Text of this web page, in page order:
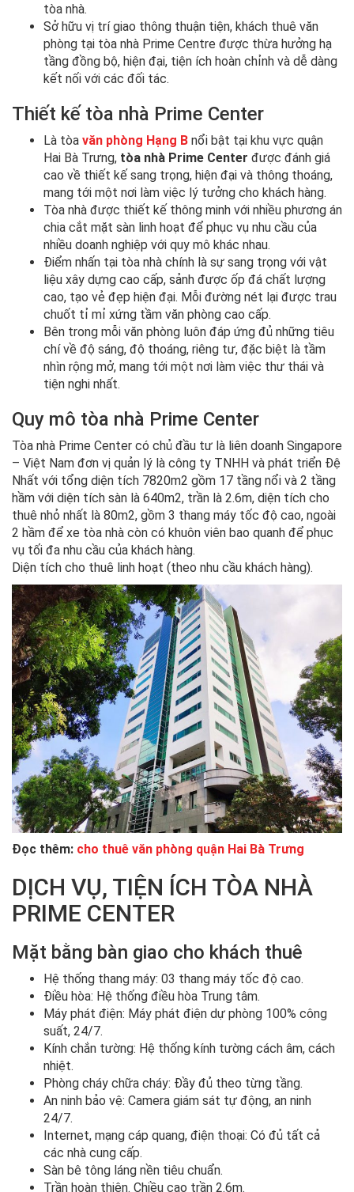
tòa nhà.
Sở hữu vị trí giao thông thuận tiện, khách thuê văn
phòng tại tòa nhà Prime Centre được thừa hưởng hạ
tầng đồng bộ, hiện đại, tiện ích hoàn chỉnh và dễ dàng
kết nối với các đối tác.
Thiết kế tòa nhà Prime Center
Là tòa văn phòng Hạng B nổi bật tại khu vực quận
Hai Bà Trưng, tòa nhà Prime Center được đánh giá
cao về thiết kế sang trọng, hiện đại và thông thoáng,
mang tới một nơi làm việc lý tưởng cho khách hàng.
Tòa nhà được thiết kế thông minh với nhiều phương án
chia cắt mặt sàn linh hoạt để phục vụ nhu cầu của
nhiều doanh nghiệp với quy mô khác nhau.
Điểm nhấn tại tòa nhà chính là sự sang trọng với vật
liệu xây dựng cao cấp, sảnh được ốp đá chất lượng
cao, tạo vẻ đẹp hiện đại. Mỗi đường nét lại được trau
chuốt tỉ mỉ xứng tầm văn phòng cao cấp.
Bên trong mỗi văn phòng luôn đáp ứng đủ những tiêu
chí về độ sáng, độ thoáng, riêng tư, đặc biệt là tầm
nhìn rộng mở, mang tới một nơi làm việc thư thái và
tiện nghi nhất.
Quy mô tòa nhà Prime Center
Tòa nhà Prime Center có chủ đầu tư là liên doanh Singapore
– Việt Nam đơn vị quản lý là công ty TNHH và phát triển Đệ
Nhất với tổng diện tích 7820m2 gồm 17 tầng nổi và 2 tầng
hầm với diện tích sàn là 640m2, trần là 2.6m, diện tích cho
thuê nhỏ nhất là 80m2, gồm 3 thang máy tốc độ cao, ngoài
2 hầm để xe tòa nhà còn có khuôn viên bao quanh để phục
vụ tối đa nhu cầu của khách hàng.
Diện tích cho thuê linh hoạt (theo nhu cầu khách hàng).
Đọc thêm: cho thuê văn phòng quận Hai Bà Trưng
DỊCH VỤ, TIỆN ÍCH TÒA NHÀ
PRIME CENTER
Mặt bằng bàn giao cho khách thuê
Hệ thống thang máy: 03 thang máy tốc độ cao.
Điều hòa: Hệ thống điều hòa Trung tâm.
Máy phát điện: Máy phát điện dự phòng 100% công
suất, 24/7.
Kính chắn tường: Hệ thống kính tường cách âm, cách
nhiệt.
Phòng cháy chữa cháy: Đầy đủ theo từng tầng.
An ninh bảo vệ: Camera giám sát tự động, an ninh
24/7.
Internet, mạng cáp quang, điện thoại: Có đủ tất cả
các nhà cung cấp.
Sàn bê tông láng nền tiêu chuẩn.
Trần hoàn thiện. Chiều cao trần 2.6m.